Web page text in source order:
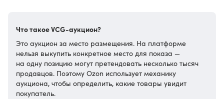
Что такое VCG-аукцион?
Это аукцион за место размещения. На платформе
нельзя выкупить конкретное место для показа —
на одну позицию могут претендовать несколько тысяч
продавцов. Поэтому Ozon использует механику
аукциона, чтобы определить, какие товары увидит
покупатель.